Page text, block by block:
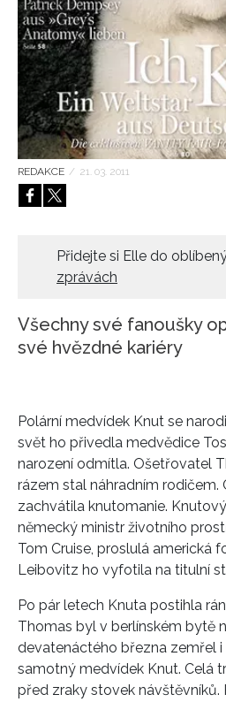
HOME
REDAKCE / 21. 03. 2011
Přidejte si Elle do
zprávách
Všechny své fanoušky
své hvězdné kariéry
Polární medvídek Knut se
svět ho přivedla medvědice
narození odmítla. Ošetřovatel
rázem stal náhradním rodičem.
zachvátila knutomanie.
německý ministr životního
Tom Cruise, proslulá americká
Leibovitz ho vyfotila na titulní
Po pár letech Knuta postihla
Thomas byl v berlínském bytě
devatenáctého března zemřel i
samotný medvídek Knut. Celá
před zraky stovek návštěvníků.